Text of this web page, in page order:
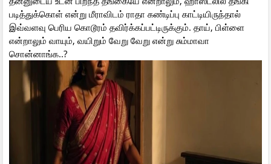
படித்துக்கொள் என்று மீராவிடம் ராதா கண்டிப்பு காட்டியிருந்தால்
இவ்வளவு பெரிய கொடூரம் தவிர்க்கப்பட்டிருக்கும். தாய், பிள்ளை
என்றாலும் வாயும், வயிறும் வேறு வேறு என்று சும்மாவா
சொன்னாங்க..?